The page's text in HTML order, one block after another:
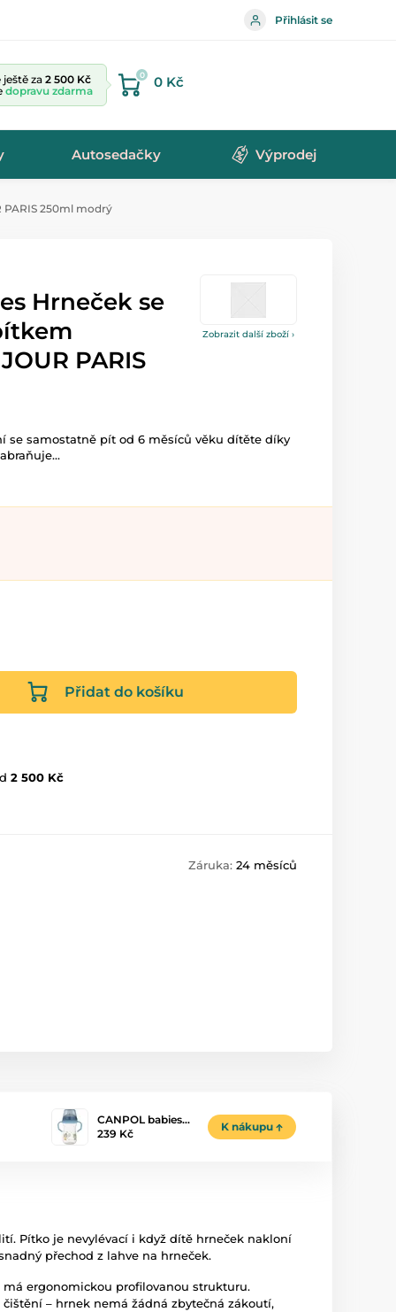
Přihlásit se
za 2 500 Kč
dopravu zdarma
0 0 Kč
Autosedačky Výprodej
PARIS 250ml modrý
Zobrazit další zboží ›
Hrneček se
PARIS
se samostatně pít od 6 měsíců věku dítěte díky
Přidat do košíku
2 500 Kč
Záruka: 24 měsíců
CANPOL babies…
239 Kč
K nákupu
Pítko je nevylévací i když dítě hrneček nakloní
přechod z lahve na hrneček.
ergonomickou profilovanou strukturu.
– hrnek nemá žádná zbytečná zákoutí,